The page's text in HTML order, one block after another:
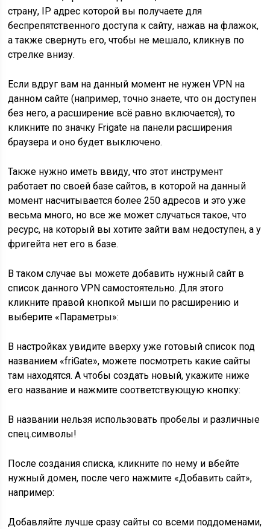
страну, IP адрес которой вы получаете для
беспрепятственного доступа к сайту, нажав на флажок,
а также свернуть его, чтобы не мешало, кликнув по
стрелке внизу.
Если вдруг вам на данный момент не нужен VPN на
данном сайте (например, точно знаете, что он доступен
без него, а расширение всё равно включается), то
кликните по значку Frigate на панели расширения
браузера и оно будет выключено.
Также нужно иметь ввиду, что этот инструмент
работает по своей базе сайтов, в которой на данный
момент насчитывается более 250 адресов и это уже
весьма много, но все же может случаться такое, что
ресурс, на который вы хотите зайти вам недоступен, а у
фригейта нет его в базе.
В таком случае вы можете добавить нужный сайт в
список данного VPN самостоятельно. Для этого
кликните правой кнопкой мыши по расширению и
выберите «Параметры»:
В настройках увидите вверху уже готовый список под
названием «friGate», можете посмотреть какие сайты
там находятся. А чтобы создать новый, укажите ниже
его название и нажмите соответствующую кнопку:
В названии нельзя использовать пробелы и различные
спец.символы!
После создания списка, кликните по нему и вбейте
нужный домен, после чего нажмите «Добавить сайт»,
например:
Добавляйте лучше сразу сайты со всеми поддоменами,